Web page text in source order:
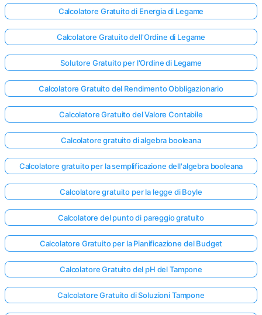
Calcolatore Gratuito di Energia di Legame
Calcolatore Gratuito dell'Ordine di Legame
Solutore Gratuito per l'Ordine di Legame
Calcolatore Gratuito del Rendimento Obbligazionario
Calcolatore Gratuito del Valore Contabile
Calcolatore gratuito di algebra booleana
Calcolatore gratuito per la semplificazione dell'algebra booleana
Calcolatore gratuito per la legge di Boyle
Calcolatore del punto di pareggio gratuito
Calcolatore Gratuito per la Pianificazione del Budget
Calcolatore Gratuito del pH del Tampone
Calcolatore Gratuito di Soluzioni Tampone